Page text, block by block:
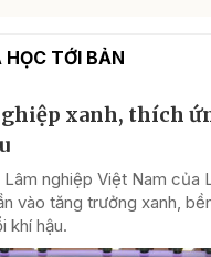
TỚI BẢN
xanh, thích
nghiệp Việt Nam của
vào tăng trưởng xanh,
khí hậu.